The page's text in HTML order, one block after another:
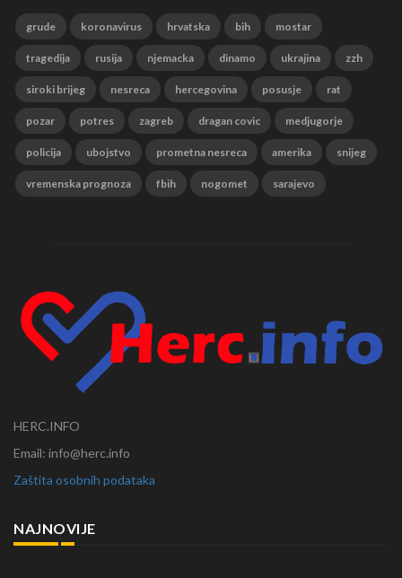
grude koronavirus hrvatska bih mostar
tragedija rusija njemacka dinamo ukrajina zzh
siroki brijeg nesreca hercegovina posusje rat
pozar potres zagreb dragan covic medjugorje
policija ubojstvo prometna nesreca amerika snijeg
vremenska prognoza fbih nogomet sarajevo
HERC.INFO
Email: info@herc.info
Zaštita osobnih podataka
NAJNOVIJE